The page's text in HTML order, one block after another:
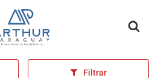
Página inicial
Filtrar